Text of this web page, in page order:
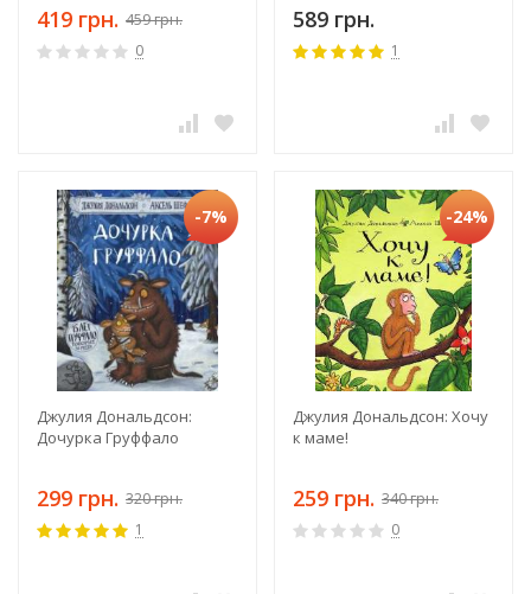
419 грн. 459 грн.
0
589 грн.
1
-7%
Джулия Дональдсон:
Дочурка Груффало
299 грн. 320 грн.
1
-24%
Джулия Дональдсон: Хочу
к маме!
259 грн. 340 грн.
0